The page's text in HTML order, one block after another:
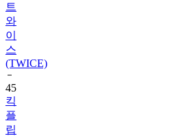
트
와
이
스
(TWICE)
45
킥
플
립